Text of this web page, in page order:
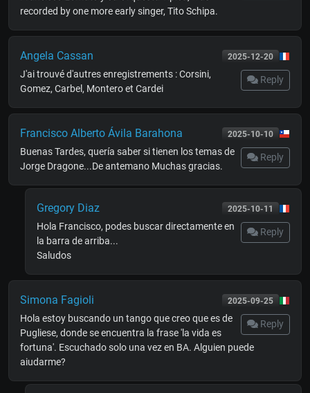
recorded by one more early singer, Tito Schipa.
2025-12-20
Angela Cassan
Reply
J'ai trouvé d'autres enregistrements : Corsini,
Gomez, Carbel, Montero et Cardei
2025-10-10
Francisco Alberto Ávila Barahona
Reply
Buenas Tardes, quería saber si tienen los temas de
Jorge Dragone...De antemano Muchas gracias.
2025-10-11
Gregory Diaz
Reply
Hola Francisco, podes buscar directamente en
la barra de arriba...
Saludos
2025-09-25
Simona Fagioli
Reply
Hola estoy buscando un tango que creo que es de
Pugliese, donde se encuentra la frase 'la vida es
fortuna'. Escuchado solo una vez en BA. Alguien puede
aiudarme?